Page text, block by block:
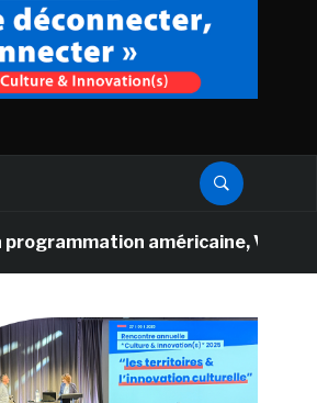
américaine, Versailles